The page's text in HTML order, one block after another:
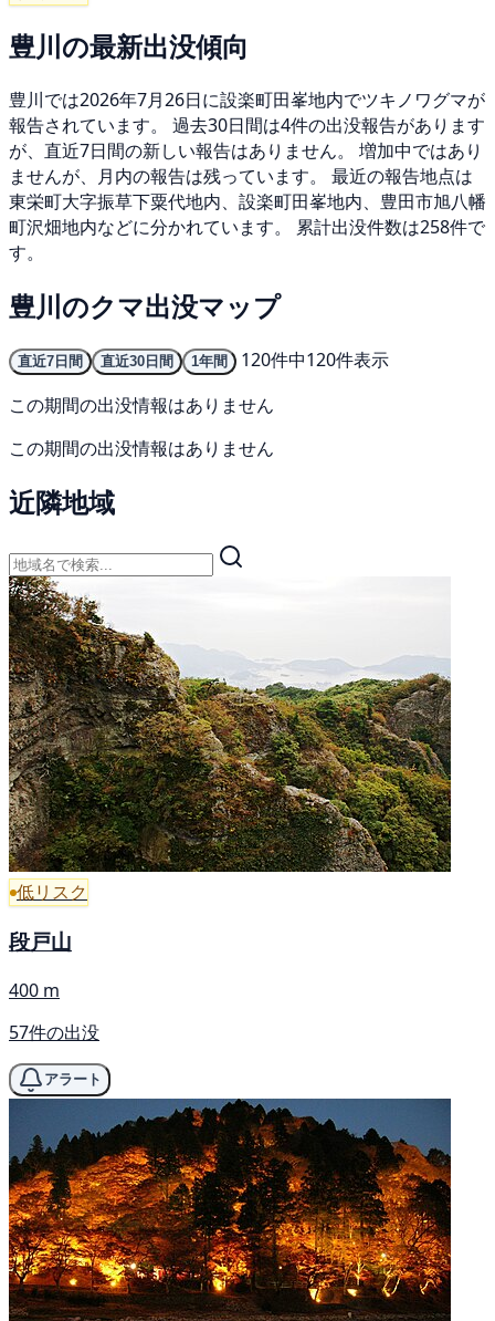
豊川の最新出没傾向
豊川では2026年7月26日に設楽町田峯地内でツキノワグマが
報告されています。 過去30日間は4件の出没報告があります
が、直近7日間の新しい報告はありません。 増加中ではあり
ませんが、月内の報告は残っています。 最近の報告地点は
東栄町大字振草下粟代地内、設楽町田峯地内、豊田市旭八幡
町沢畑地内などに分かれています。 累計出没件数は258件で
す。
豊川のクマ出没マップ
直近7日間 直近30日間 1年間
120件中120件表示
この期間の出没情報はありません
この期間の出没情報はありません
近隣地域
低リスク
段戸山
400 m
57件の出没
アラート